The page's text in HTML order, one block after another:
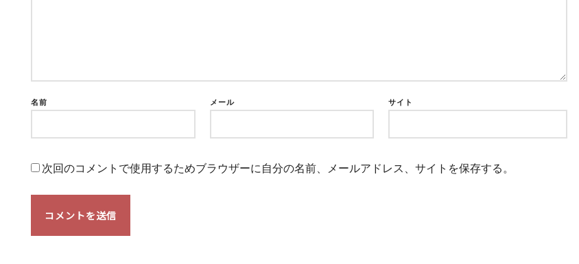
名前 メール サイト
次回のコメントで使用するためブラウザーに自分の名前、メールアドレス、サイトを保存する。